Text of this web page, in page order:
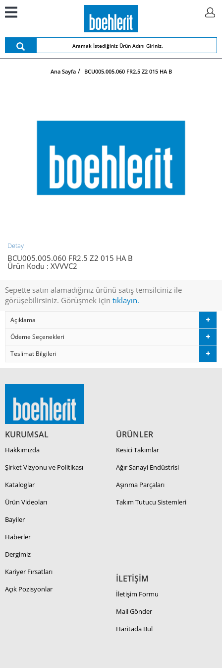
Ana Sayfa BCU005.005.060 FR2.5 Z2 015 HA B
Detay
BCU005.005.060 FR2.5 Z2 015 HA B
Ürün Kodu : XVVVC2
Sepette satın alamadığınız ürünü satış temsilciniz ile
görüşebilirsiniz. Görüşmek için tıklayın.
Açıklama
Ödeme Seçenekleri
Teslimat Bilgileri
KURUMSAL
Hakkımızda
Şirket Vizyonu ve Politikası
Kataloglar
Ürün Videoları
Bayiler
Haberler
Dergimiz
Kariyer Fırsatları
Açık Pozisyonlar
ÜRÜNLER
Kesici Takımlar
Ağır Sanayi Endüstrisi
Aşınma Parçaları
Takım Tutucu Sistemleri
İLETİŞİM
İletişim Formu
Mail Gönder
Haritada Bul